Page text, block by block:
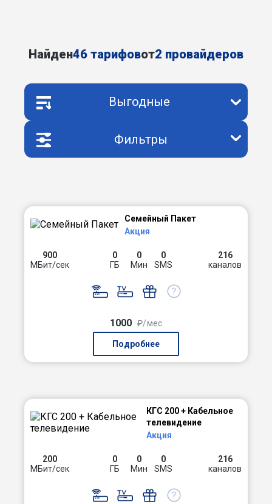
Найден46 тарифовот2 провайдеров
Выгодные
Фильтры
Семейный Пакет
Акция
900
МБит/сек
0
ГБ
0
Мин
0
SMS
216
каналов
1000 ₽/мес
Подробнее
КГС 200 + Кабельное
телевидение
Акция
200
МБит/сек
0
ГБ
0
Мин
0
SMS
216
каналов